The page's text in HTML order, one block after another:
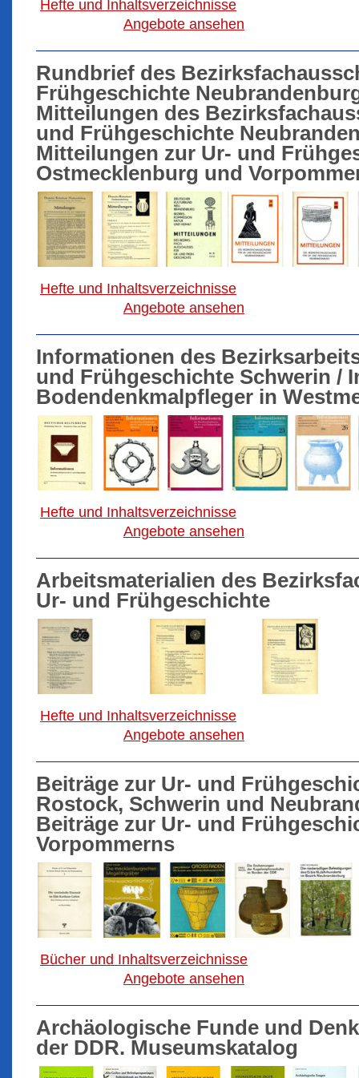
Hefte und Inhaltsverzeichnisse
Angebote ansehen
Rundbrief des
Frühgeschichte
Mitteilungen des
und Frühgeschichte
Mitteilungen zur Ur- und
Ostmecklenburg und
Hefte und Inhaltsverzeichnisse
Angebote ansehen
Informationen des
und Frühgeschichte Schwerin /
Bodendenkmalpfleger in
Hefte und Inhaltsverzeichnisse
Angebote ansehen
Arbeitsmaterialien des
Ur- und Frühgeschichte
Hefte und Inhaltsverzeichnisse
Angebote ansehen
Beiträge zur Ur- und
Rostock, Schwerin und
Beiträge zur Ur- und
Vorpommerns
Bücher und Inhaltsverzeichnisse
Angebote ansehen
Archäologische Funde und
der DDR. Museumskatalog